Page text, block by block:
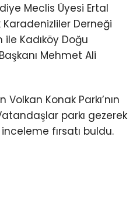
Meclis Üyesi Ertal
Karadenizliler Derneği
ile Kadıköy Doğu
Mehmet Ali
Konak Parkı’nın
parkı gezerek
fırsatı buldu.